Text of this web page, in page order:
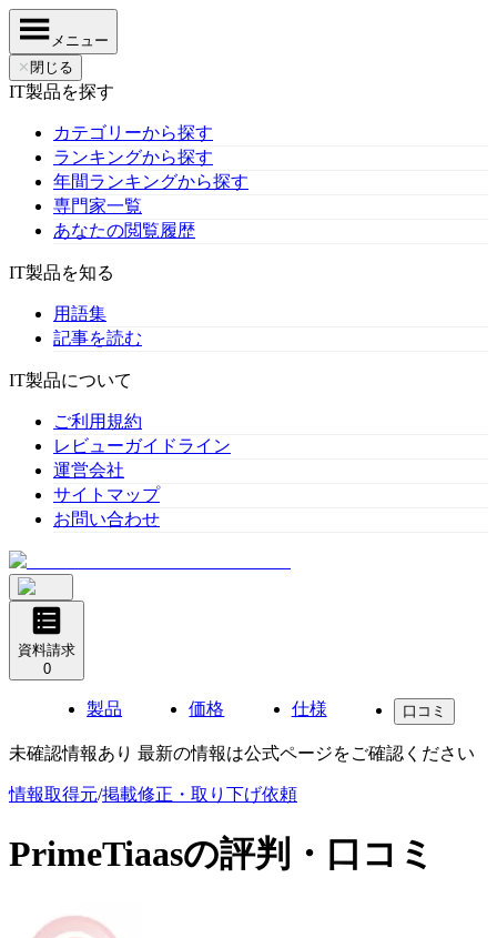
メニュー
✕ 閉じる
IT製品を探す
カテゴリーから探す
ランキングから探す
年間ランキングから探す
専門家一覧
あなたの閲覧履歴
IT製品を知る
用語集
記事を読む
IT製品について
ご利用規約
レビューガイドライン
運営会社
サイトマップ
お問い合わせ
資料請求
0
製品 価格 仕様 口コミ
未確認情報あり 最新の情報は公式ページをご確認ください
情報取得元/掲載修正・取り下げ依頼
PrimeTiaasの評判・口コミ